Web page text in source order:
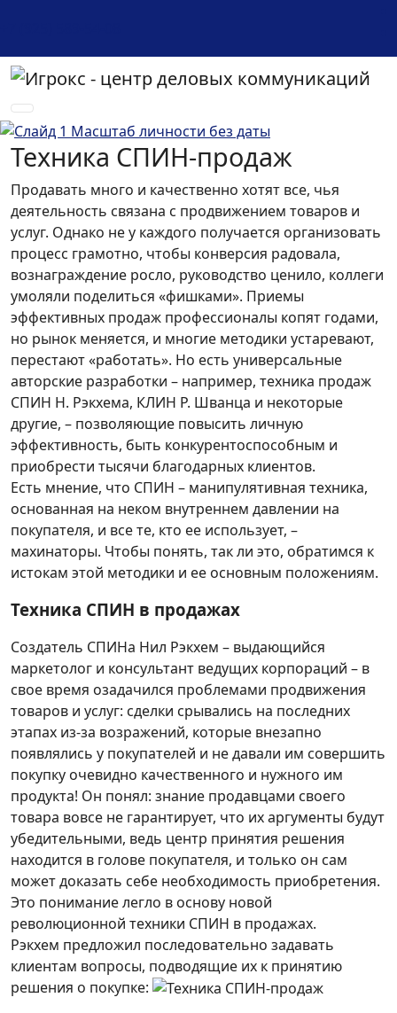
Техника СПИН-продаж
Продавать много и качественно хотят все, чья
деятельность связана с продвижением товаров и
услуг. Однако не у каждого получается организовать
процесс грамотно, чтобы конверсия радовала,
вознаграждение росло, руководство ценило, коллеги
умоляли поделиться «фишками». Приемы
эффективных продаж профессионалы копят годами,
но рынок меняется, и многие методики устаревают,
перестают «работать». Но есть универсальные
авторские разработки – например, техника продаж
СПИН Н. Рэкхема, КЛИН Р. Шванца и некоторые
другие, – позволяющие повысить личную
эффективность, быть конкурентоспособным и
приобрести тысячи благодарных клиентов.
Есть мнение, что СПИН – манипулятивная техника,
основанная на неком внутреннем давлении на
покупателя, и все те, кто ее использует, –
махинаторы. Чтобы понять, так ли это, обратимся к
истокам этой методики и ее основным положениям.
Техника СПИН в продажах
Создатель СПИНа Нил Рэкхем – выдающийся
маркетолог и консультант ведущих корпораций – в
свое время озадачился проблемами продвижения
товаров и услуг: сделки срывались на последних
этапах из-за возражений, которые внезапно
появлялись у покупателей и не давали им совершить
покупку очевидно качественного и нужного им
продукта! Он понял: знание продавцами своего
товара вовсе не гарантирует, что их аргументы будут
убедительными, ведь центр принятия решения
находится в голове покупателя, и только он сам
может доказать себе необходимость приобретения.
Это понимание легло в основу новой
революционной техники СПИН в продажах.
Рэкхем предложил последовательно задавать
клиентам вопросы, подводящие их к принятию
решения о покупке: